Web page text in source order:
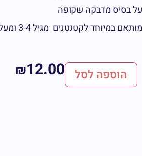
על בסיס מדבקה שקופה
מותאם במיוחד לקטנטנים מגיל 3-4 ומעלה
הוספה לסל ₪12.00